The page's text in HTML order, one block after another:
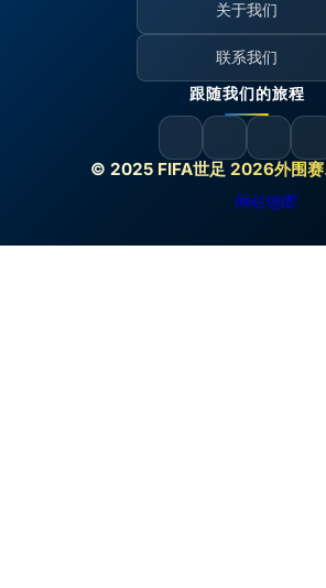
© 2025 FIFA世足 2026外围赛.
网站地图
关于我们
联系我们
跟随我们的旅程